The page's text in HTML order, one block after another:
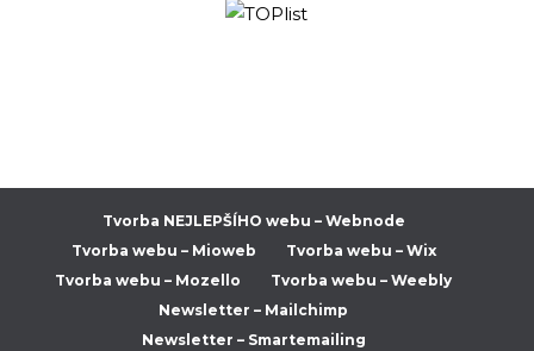
Tvorba NEJLEPŠÍHO webu – Webnode
Tvorba webu – Mioweb
Tvorba webu – Wix
Tvorba webu – Mozello
Tvorba webu – Weebly
Newsletter – Mailchimp
Newsletter – Smartemailing